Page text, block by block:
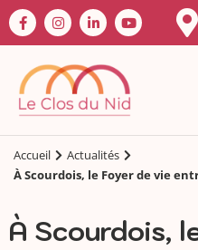
Accueil
Actualités
À Scourdois, le Foyer de vie
À Scourdois,